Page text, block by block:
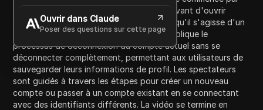
Ouvrir dans Claude
Poser des questions sur cette page
encourager les spectateurs à s'abonner avant d'ouvrir
l'application Facebook sur leur appareil—qu'il s'agisse d'un
mobile ou d'un ordinateur. Le narrateur explique le
processus de déconnexion du compte actuel sans se
déconnecter complètement, permettant aux utilisateurs de
sauvegarder leurs informations de profil. Les spectateurs
sont guidés à travers les étapes pour créer un nouveau
compte ou passer à un compte existant en se connectant
avec des identifiants différents. La vidéo se termine en